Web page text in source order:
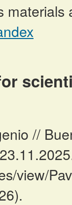
materials
//
view/